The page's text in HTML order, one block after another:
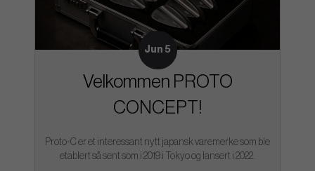
Jun 5
Velkommen PROTO
CONCEPT!
Proto-C er et interessant nytt japansk varemerke som ble
etablert så sent som i 2019 i Tokyo og lansert i 2022.